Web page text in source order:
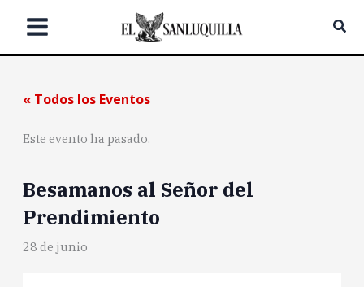
« Todos los Eventos
Este evento ha pasado.
Besamanos al Señor del
Prendimiento
28 de junio